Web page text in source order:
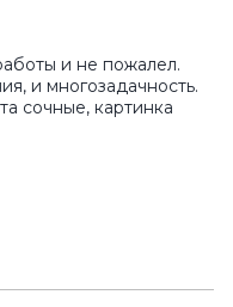
и не пожалел.
и многозадачность.
сочные, картинка